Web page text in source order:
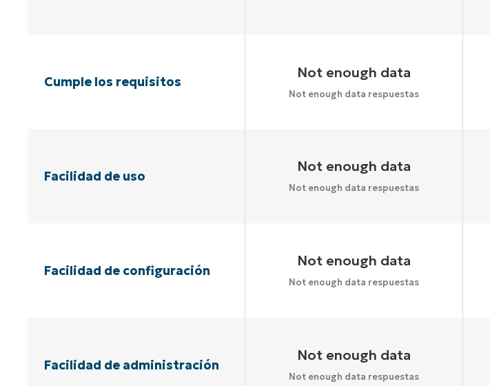
Cumple los requisitos
Not enough data
Not enough data respuestas
Facilidad de uso
Not enough data
Not enough data respuestas
Facilidad de configuración
Not enough data
Not enough data respuestas
Facilidad de administración
Not enough data
Not enough data respuestas